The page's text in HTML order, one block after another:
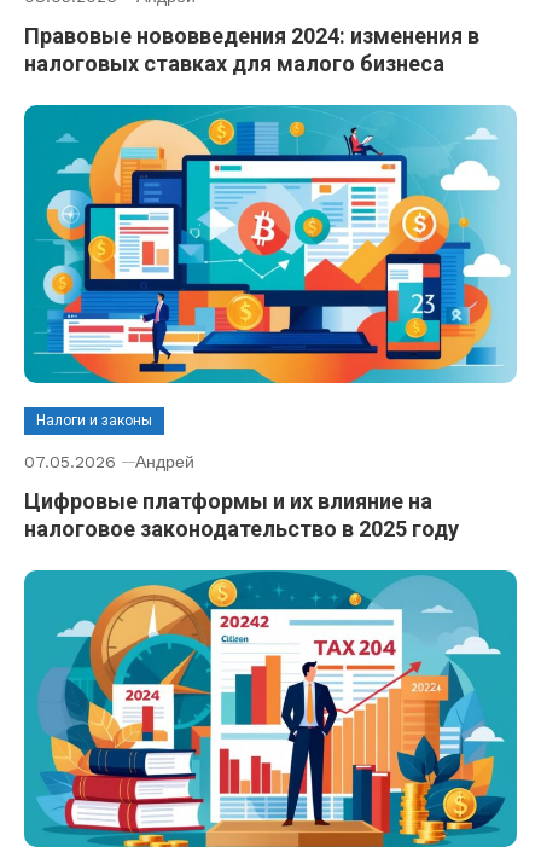
Правовые нововведения 2024: изменения в
налоговых ставках для малого бизнеса
Налоги и законы
07.05.2026 Андрей
Цифровые платформы и их влияние на
налоговое законодательство в 2025 году